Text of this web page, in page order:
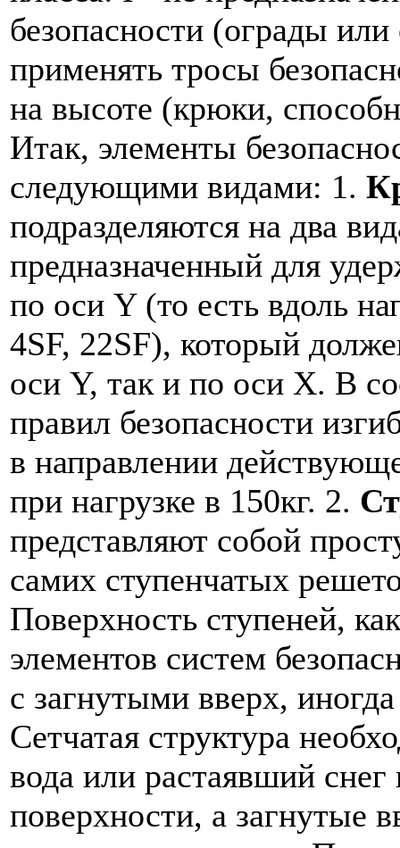
безопасности (ограды или
применять тросы
на высоте (крюки,
Итак, элементы
следующими видами: 1.
подразделяются на два
предназначенный для
по оси Y (то есть вдоль
4SF, 22SF), который
оси Y, так и по оси X. В
правил безопасности
в направлении
при нагрузке в 150кг. 2.
представляют собой
самих ступенчатых
Поверхность ступеней,
элементов систем
с загнутыми вверх,
Сетчатая структура
вода или растаявший
поверхности, а загнутые